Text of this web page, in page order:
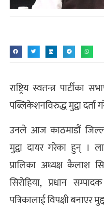
राष्ट्रिय स्वतन्त्र पार्टीका
पब्लिकेशनविरुद्ध मुद्वा दर्ता
उनले आज काठमाडौं
मुद्वा दायर गरेका हुन् ।
प्रालिका अध्यक्ष कैलाश
सिरोहिया, प्रधान
पत्रिकालाई विपक्षी बनाएर